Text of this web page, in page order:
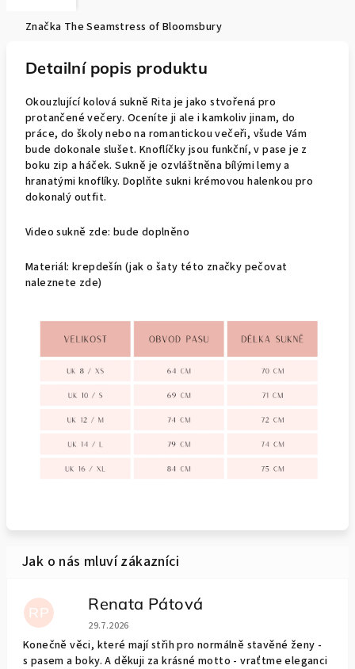
Značka The Seamstress of Bloomsbury
Detailní popis produktu
Okouzlující kolová sukně Rita je jako stvořená pro
protančené večery. Oceníte ji ale i kamkoliv jinam, do
práce, do školy nebo na romantickou večeři, všude Vám
bude dokonale slušet. Knoflíčky jsou funkční, v pase je z
boku zip a háček. Sukně je ozvláštněna bílými lemy a
hranatými knoflíky. Doplňte sukni krémovou halenkou pro
dokonalý outfit.
Video sukně zde: bude doplněno
Materiál: krepdešín (jak o šaty této značky pečovat
naleznete zde)
RP Renata Pátová
Hodnocení obchodu je 5 z 5 hvězdiček.
29.7.2026
Konečně věci, které mají střih pro normálně stavěné ženy -
s pasem a boky. A děkuji za krásné motto - vraťtme eleganci